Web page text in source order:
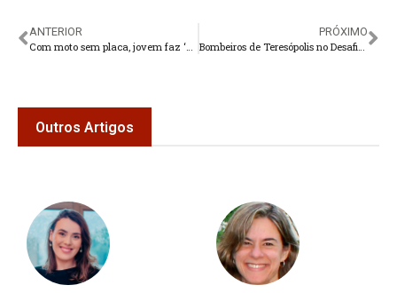
ANTERIOR
PRÓXIMO
Outros Artigos